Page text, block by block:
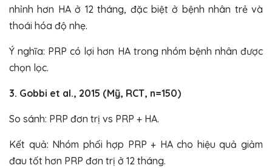
nhỉnh hơn HA ở 12 tháng, đặc biệt ở bệnh nhân trẻ và
thoái hóa độ nhẹ.
Ý nghĩa: PRP có lợi hơn HA trong nhóm bệnh nhân được
chọn lọc.
3. Gobbi et al., 2015 (Mỹ, RCT, n=150)
So sánh: PRP đơn trị vs PRP + HA.
Kết quả: Nhóm phối hợp PRP + HA cho hiệu quả giảm
đau tốt hơn PRP đơn trị ở 12 tháng.